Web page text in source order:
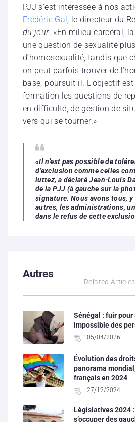
PJJ s’est intéressée à nos
Frédéric Gal , le directeur du
du jour. «En milieu carcéral,
une question de sexualité
d’homosexualité, tandis que
on peut parfois trouver de
base, poursuit-il. L’objectif
formation les questions de
en difficulté, de gestion de
vers qui se tourner.»
«Il n’est pas possible de
d’exclusion comme celles
luttez, a déclaré Jean-Louis
de la PJJ (à gauche sur la
signature. Nous avons tous,
autres, les administrations,
dans le refus de cette
Autres
Related Articles
Sénégal : fuir
impossible des
05/04/2026
Évolution des
panorama
français en 2024
27/12/2024
Législatives 2024
s’occuper des